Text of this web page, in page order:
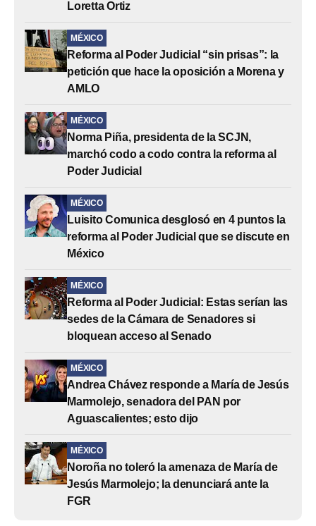
Loretta Ortiz
MÉXICO
Reforma al Poder Judicial “sin prisas”: la
petición que hace la oposición a Morena y
AMLO
MÉXICO
Norma Piña, presidenta de la SCJN,
marchó codo a codo contra la reforma al
Poder Judicial
MÉXICO
Luisito Comunica desglosó en 4 puntos la
reforma al Poder Judicial que se discute en
México
MÉXICO
Reforma al Poder Judicial: Estas serían las
sedes de la Cámara de Senadores si
bloquean acceso al Senado
MÉXICO
Andrea Chávez responde a María de Jesús
Marmolejo, senadora del PAN por
Aguascalientes; esto dijo
MÉXICO
Noroña no toleró la amenaza de María de
Jesús Marmolejo; la denunciará ante la
FGR